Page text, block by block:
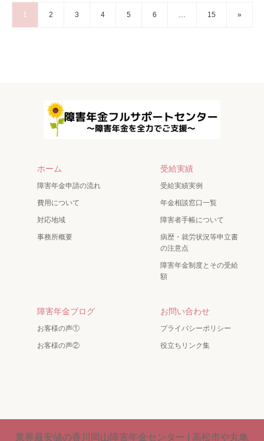
1 2 3 4 5 6 … 15 »
ホーム
障害年金申請の流れ
費用について
対応地域
事務所概要
受給実績
受給実績実例
年金相談窓口一覧
障害者手帳について
病歴・就労状況等申立書
の注意点
障害年金制度とその受給
額
障害年金ブログ
お客様の声①
お客様の声②
お問い合わせ
プライバシーポリシー
役立ちリンク集
業界最安値の香川岡山障害年金センター | 高松市や丸亀